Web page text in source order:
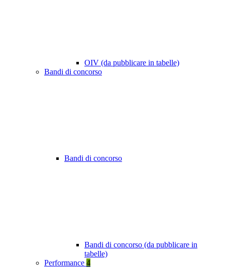
OIV (da pubblicare in tabelle)
Bandi di concorso
Bandi di concorso
Bandi di concorso (da pubblicare in
tabelle)
Performance 4